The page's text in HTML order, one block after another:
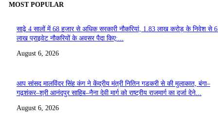
MOST POPULAR
साढ़े 4 सालों में 68 हजार से अधिक सरकारी नौकरियां, 1.83 लाख करोड़ के निवेश से
लाख प्राइवेट नौकरियों के अवसर पैदा किए:...
August 6, 2026
आप सांसद मालविंदर सिंह कंग ने केंद्रीय मंत्री नितिन गडकरी से की मुलाकात, बंगा–
गढ़शंकर–श्री आनंदपुर साहिब–नैना देवी मार्ग को राष्ट्रीय राजमार्ग का दर्जा देने...
August 6, 2026